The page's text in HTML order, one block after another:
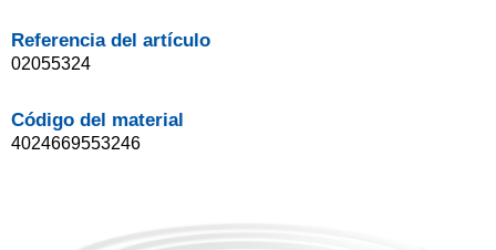
Referencia del artículo
02055324
Código del material
4024669553246